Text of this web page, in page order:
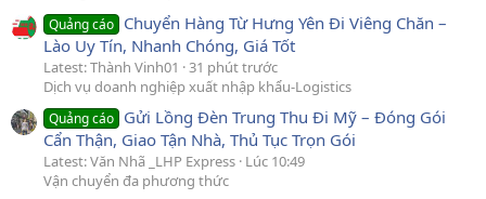
Quảng cáo Chuyển Hàng Từ Hưng Yên Đi Viêng Chăn –
Lào Uy Tín, Nhanh Chóng, Giá Tốt
Latest: Thành Vinh01
31 phút trước
Dịch vụ doanh nghiệp xuất nhập khẩu-Logistics
Quảng cáo Gửi Lồng Đèn Trung Thu Đi Mỹ – Đóng Gói
Cẩn Thận, Giao Tận Nhà, Thủ Tục Trọn Gói
Latest: Văn Nhã _LHP Express Lúc 10:49
Vận chuyển đa phương thức